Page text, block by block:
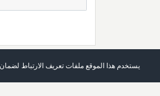
يستخدم هذا الموقع ملفات تعريف الارتباط